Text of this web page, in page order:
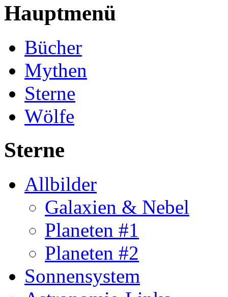
Hauptmenü
Bücher
Mythen
Sterne
Wölfe
Sterne
Allbilder
Galaxien & Nebel
Planeten #1
Planeten #2
Sonnensystem